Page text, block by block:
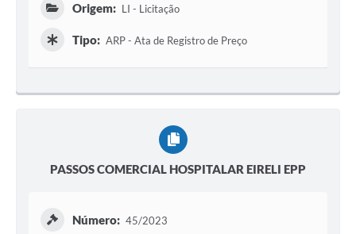
Origem: LI - Licitação
Tipo: ARP - Ata de Registro de Preço
PASSOS COMERCIAL HOSPITALAR EIRELI EPP
Número: 45/2023